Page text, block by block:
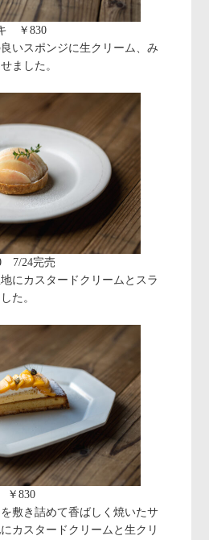
キ ￥830
いスポンジに生クリーム、み
ました。
7/24完売
にカスタードクリームとスラ
た。
￥830
敷き詰めて香ばしく焼いたサ
カスタードクリームと生クリ